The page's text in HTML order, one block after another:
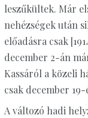
leszűkültek. Már
nehézségek után
előadásra csak
december 2-án
Kassáról a közeli
csak december
A változó hadi